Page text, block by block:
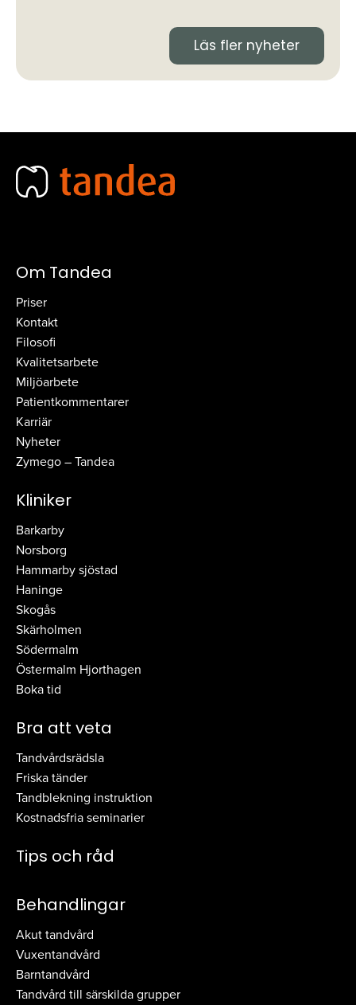
Läs fler nyheter
Om Tandea
Priser
Kontakt
Filosofi
Kvalitetsarbete
Miljöarbete
Patientkommentarer
Karriär
Nyheter
Zymego – Tandea
Kliniker
Barkarby
Norsborg
Hammarby sjöstad
Haninge
Skogås
Skärholmen
Södermalm
Östermalm Hjorthagen
Boka tid
Bra att veta
Tandvårdsrädsla
Friska tänder
Tandblekning instruktion
Kostnadsfria seminarier
Tips och råd
Behandlingar
Akut tandvård
Vuxentandvård
Barntandvård
Tandvård till särskilda grupper